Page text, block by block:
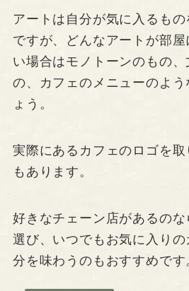
アートは自分が気に入るも
ですが、どんなアートが部
い場合はモノトーンのもの
の、カフェのメニューのよう
ょう。
実際にあるカフェのロゴを
もあります。
好きなチェーン店があるの
選び、いつでもお気に入り
分を味わうのもおすすめです